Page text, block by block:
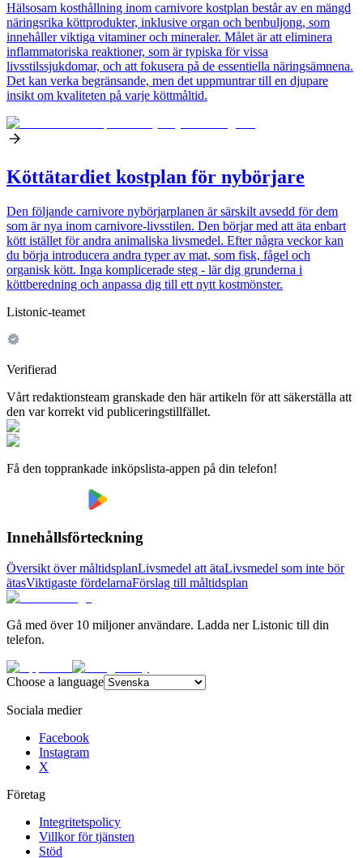
Hälsosam kosthållning inom carnivore kostplan består av en mängd
näringsrika köttprodukter, inklusive organ och benbuljong, som
innehåller viktiga vitaminer och mineraler. Målet är att eliminera
inflammatoriska reaktioner, som är typiska för vissa
livsstilssjukdomar, och att fokusera på de essentiella näringsämnena.
Det kan verka begränsande, men det uppmuntrar till en djupare
insikt om kvaliteten på varje köttmåltid.
Köttätardiet kostplan för nybörjare
Den följande carnivore nybörjarplanen är särskilt avsedd för dem
som är nya inom carnivore-livsstilen. Den börjar med att äta enbart
kött istället för andra animaliska livsmedel. Efter några veckor kan
du börja introducera andra typer av mat, som fisk, fågel och
organisk kött. Inga komplicerade steg - lär dig grunderna i
köttberedning och anpassa dig till ett nytt kostmönster.
Listonic-teamet
Verifierad
Vårt redaktionsteam granskade den här artikeln för att säkerställa att
den var korrekt vid publiceringstillfället.
Få den topprankade inköpslista-appen på din telefon!
Innehållsförteckning
Översikt över måltidsplanLivsmedel att ätaLivsmedel som inte bör
ätasViktigaste fördelarnaFörslag till måltidsplan
Gå med över 10 miljoner användare. Ladda ner Listonic till din
telefon.
Choose a language
Sociala medier
Facebook
Instagram
X
Företag
Integritetspolicy
Villkor för tjänsten
Stöd